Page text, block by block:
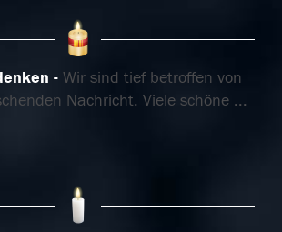
Wir sind tief betroffen von
Nachricht. Viele schöne ...